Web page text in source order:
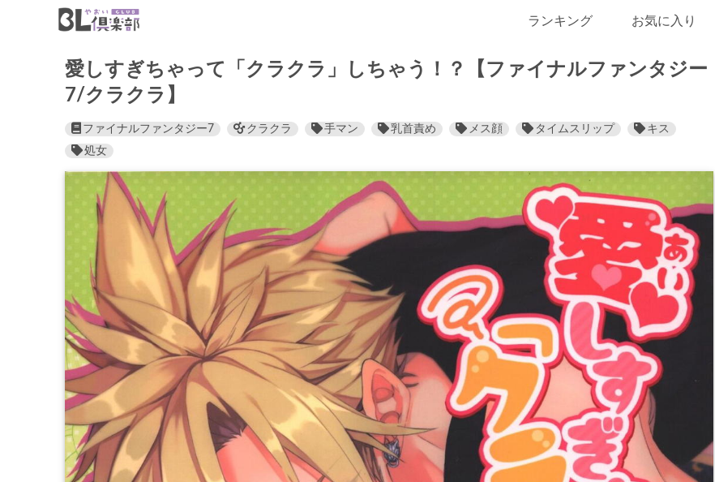
ランキング お気に入り
愛しすぎちゃって「クラクラ」しちゃう！？【ファイナルファンタジー
7/クラクラ】
ファイナルファンタジー7 クラクラ 手マン 乳首責め メス顔 タイムスリップ
キス
処女